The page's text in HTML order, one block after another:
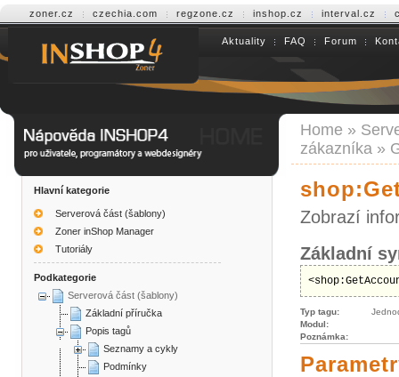
zoner.cz czechia.com regzone.cz inshop.cz interval.cz
Help INSHOP4 Aktuality FAQ Forum
Hlavní kategorie
Serverová část (šablony)
Zoner inShop Manager
Tutoriály
Podkategorie
Serverová část (šablony)
Základní příručka
Popis tagů
Seznamy a cykly
Podmínky
Home »
zákazníka »
Zobrazí
Základní
Typ tagu:
Modul:
Poznámka: